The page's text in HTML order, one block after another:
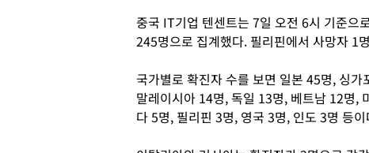
중국 IT기업 텐센트는 7일 오전 6시 기준으
245명으로 집계했다. 필리핀에서 사망자 1
국가별로 확진자 수를 보면 일본 45명, 싱
말레이시아 14명, 독일 13명, 베트남 12명,
다 5명, 필리핀 3명, 영국 3명, 인도 3명 등